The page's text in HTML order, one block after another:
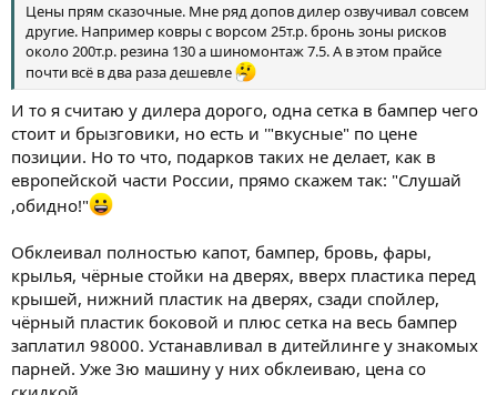
Цены прям сказочные. Мне ряд допов дилер озвучивал совсем
другие. Например ковры с ворсом 25т.р. бронь зоны рисков
около 200т.р. резина 130 а шиномонтаж 7.5. А в этом прайсе
почти всё в два раза дешевле
И то я считаю у дилера дорого, одна сетка в бампер чего
стоит и брызговики, но есть и '"вкусные" по цене
позиции. Но то что, подарков таких не делает, как в
европейской части России, прямо скажем так: "Слушай
,обидно!"
Обклеивал полностью капот, бампер, бровь, фары,
крылья, чёрные стойки на дверях, вверх пластика перед
крышей, нижний пластик на дверях, сзади спойлер,
чёрный пластик боковой и плюс сетка на весь бампер
заплатил 98000. Устанавливал в дитейлинге у знакомых
парней. Уже 3ю машину у них обклеиваю, цена со